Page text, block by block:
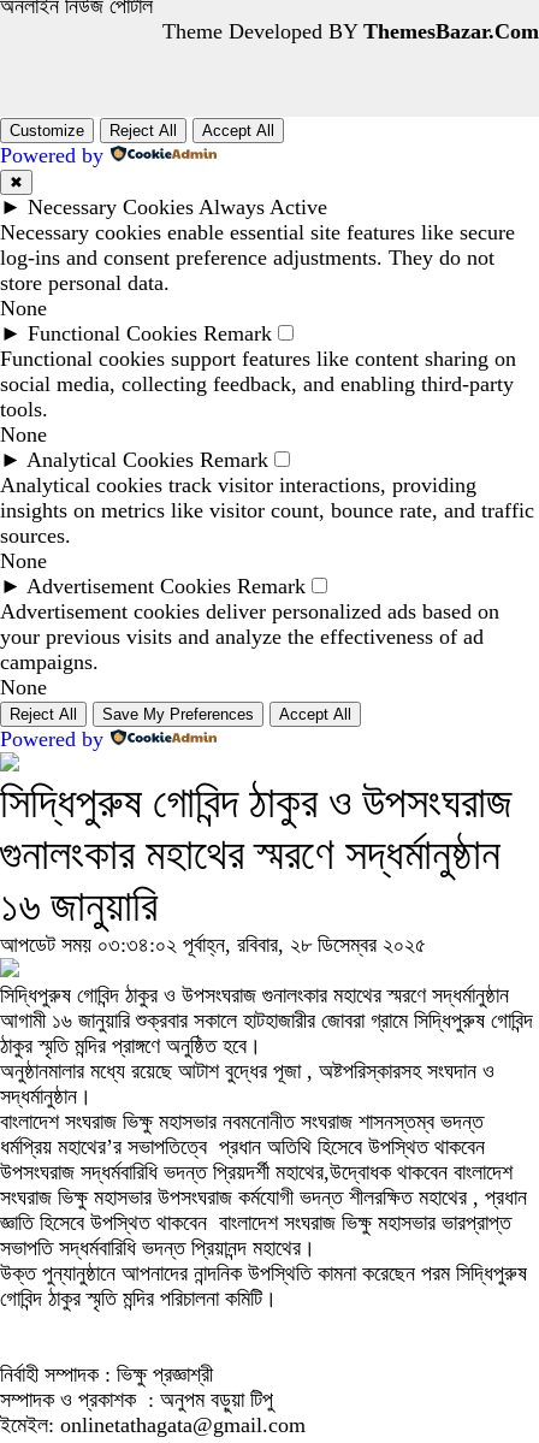
অনলাইন নিউজ পোর্টাল
Theme Developed BY ThemesBazar.Com
Customize Reject All Accept All
Powered by
✖
► Necessary Cookies Always Active
Necessary cookies enable essential site features like secure
log-ins and consent preference adjustments. They do not
store personal data.
None
► Functional Cookies Remark
Functional cookies support features like content sharing on
social media, collecting feedback, and enabling third-party
tools.
None
► Analytical Cookies Remark
Analytical cookies track visitor interactions, providing
insights on metrics like visitor count, bounce rate, and traffic
sources.
None
► Advertisement Cookies Remark
Advertisement cookies deliver personalized ads based on
your previous visits and analyze the effectiveness of ad
campaigns.
None
Reject All Save My Preferences Accept All
Powered by
সিদ্ধিপুরুষ গোবিন্দ ঠাকুর ও উপসংঘরাজ
গুনালংকার মহাথের স্মরণে সদ্ধর্মানুষ্ঠান
১৬ জানুয়ারি
আপডেট সময় ০৩:৩৪:০২ পূর্বাহ্ন, রবিবার, ২৮ ডিসেম্বর ২০২৫
সিদ্ধিপুরুষ গোবিন্দ ঠাকুর ও উপসংঘরাজ গুনালংকার মহাথের স্মরণে সদ্ধর্মানুষ্ঠান
আগামী ১৬ জানুয়ারি শুক্রবার সকালে হাটহাজারীর জোবরা গ্রামে সিদ্ধিপুরুষ গোবিন্দ
ঠাকুর স্মৃতি মন্দির প্রাঙ্গণে অনুষ্ঠিত হবে।
অনুষ্ঠানমালার মধ্যে রয়েছে আটাশ বুদ্ধের পূজা , অষ্টপরিস্কারসহ সংঘদান ও
সদ্ধর্মানুষ্ঠান।
বাংলাদেশ সংঘরাজ ভিক্ষু মহাসভার নবমনোনীত সংঘরাজ শাসনস্তম্ব ভদন্ত
ধর্মপ্রিয় মহাথের’র সভাপতিত্বে প্রধান অতিথি হিসেবে উপস্থিত থাকবেন
উপসংঘরাজ সদ্ধর্মবারিধি ভদন্ত প্রিয়দর্শী মহাথের,উদ্বোধক থাকবেন বাংলাদেশ
সংঘরাজ ভিক্ষু মহাসভার উপসংঘরাজ কর্মযোগী ভদন্ত শীলরক্ষিত মহাথের , প্রধান
জ্ঞাতি হিসেবে উপস্থিত থাকবেন বাংলাদেশ সংঘরাজ ভিক্ষু মহাসভার ভারপ্রাপ্ত
সভাপতি সদ্ধর্মবারিধি ভদন্ত প্রিয়ানন্দ মহাথের।
উক্ত পুন্যানুষ্ঠানে আপনাদের নান্দনিক উপস্থিতি কামনা করেছেন পরম সিদ্ধিপুরুষ
গোবিন্দ ঠাকুর স্মৃতি মন্দির পরিচালনা কমিটি।
নির্বাহী সম্পাদক : ভিক্ষু প্রজ্ঞাশ্রী
সম্পাদক ও প্রকাশক : অনুপম বড়ুয়া টিপু
ইমেইল: onlinetathagata@gmail.com